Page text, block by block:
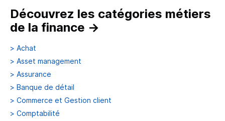
Découvrez les catégories métiers
de la finance →
> Achat
> Asset management
> Assurance
> Banque de détail
> Commerce et Gestion client
> Comptabilité